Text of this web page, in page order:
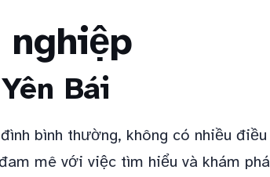
Bái
bình thường, không có nhiều điều
mê với việc tìm hiểu và khám phá